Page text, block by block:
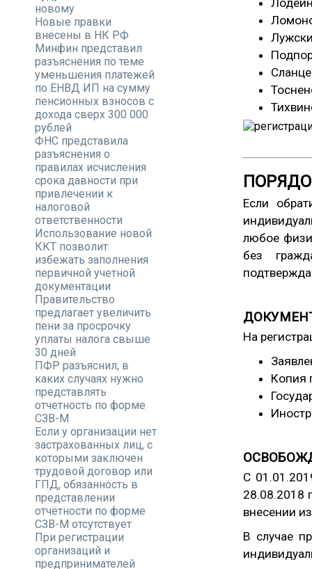
Если
любое
без
На
Копия
С
28.08.2018
внесении
В случае
новому
Новые правки
внесены в НК РФ
Минфин представил
разъяснения по теме
уменьшения платежей
по ЕНВД ИП на сумму
пенсионных взносов с
дохода сверх 300 000
рублей
ФНС представила
разъяснения о
правилах исчисления
срока давности при
привлечении к
налоговой
ответственности
Использование новой
ККТ позволит
избежать заполнения
первичной учетной
документации
Правительство
предлагает увеличить
пени за просрочку
уплаты налога свыше
30 дней
ПФР разъяснил, в
каких случаях нужно
представлять
отчетность по форме
СЗВ-М
Если у организации нет
застрахованных лиц, с
которыми заключен
трудовой договор или
ГПД, обязанность в
представлении
отчётности по форме
СЗВ-М отсутствует
При регистрации
организаций и
предпринимателей